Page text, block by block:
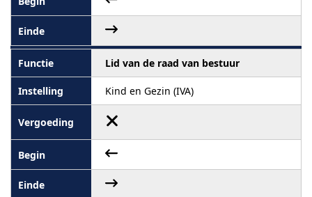
Lid van de raad van bestuur
Kind en Gezin (IVA)